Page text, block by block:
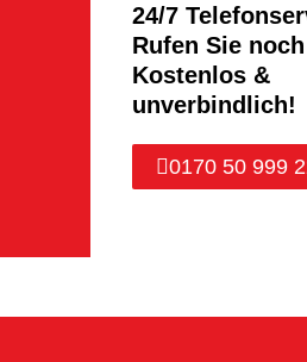
24/7
Rufen Sie
Kostenlos &
unverbindlich!
0170 50 999